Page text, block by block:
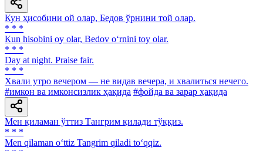
Кун ҳисобини ой олар, Бедов ўрнини той олар.
* * *
Кun hisobini oy olar, Bedov o‘rnini toy olar.
* * *
Day at night. Praise fair.
* * *
Хвали утро вечером — не видав вечера, и хвалиться нечего.
#имкон ва имконсизлик ҳақида #фойда ва зарар ҳақида
Мен қиламан ўттиз Тангрим қилади тўққиз.
* * *
Men qilaman o‘ttiz Tangrim qiladi to‘qqiz.